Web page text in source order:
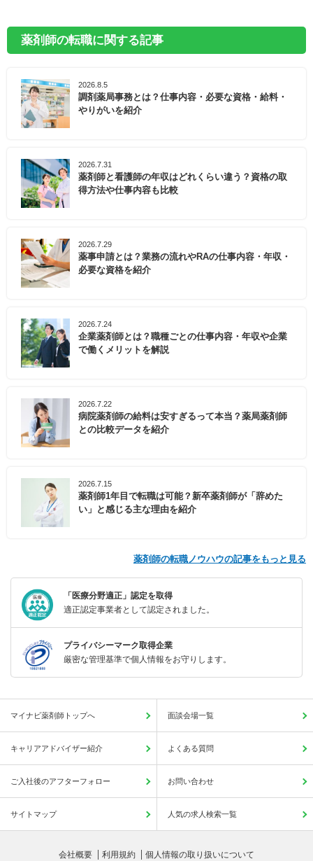
薬剤師の転職に関する記事
2026.8.5
調剤薬局事務とは？仕事内容・必要な資格・給料・
やりがいを紹介
2026.7.31
薬剤師と看護師の年収はどれくらい違う？資格の取
得方法や仕事内容も比較
2026.7.29
薬事申請とは？業務の流れやRAの仕事内容・年収・
必要な資格を紹介
2026.7.24
企業薬剤師とは？職種ごとの仕事内容・年収や企業
で働くメリットを解説
2026.7.22
病院薬剤師の給料は安すぎるって本当？薬局薬剤師
との比較データを紹介
2026.7.15
薬剤師1年目で転職は可能？新卒薬剤師が「辞めた
い」と感じる主な理由を紹介
薬剤師の転職ノウハウの記事をもっと見る
「医療分野適正」認定を取得
適正認定事業者として認定されました。
プライバシーマーク取得企業
厳密な管理基準で個人情報をお守りします。
マイナビ薬剤師トップへ 面談会場一覧
キャリアアドバイザー紹介 よくある質問
ご入社後のアフターフォロー お問い合わせ
サイトマップ 人気の求人検索一覧
会社概要 利用規約 個人情報の取り扱いについて